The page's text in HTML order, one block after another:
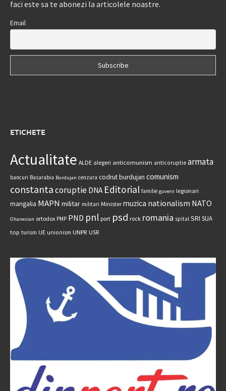
faci este sa te abonezi la articolele noastre.
Email
ETICHETE
Actualitate ALDE alegeri anticomunism anticoruptie armata
bancuri Basarabia Burdujan cenzura codrut burdujan comunism
constantacoruptie DNA Editorial familie guvern legionari
mangalia MAPN militar militari Minister muzica nationalism NATO
Ohanesian ortodox PMP PND pnl port psd rock romania spital SRI SUA
top turism UE unionism UNPR USR